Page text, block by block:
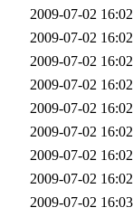
2009-07-02 16:02
2009-07-02 16:02
2009-07-02 16:02
2009-07-02 16:02
2009-07-02 16:02
2009-07-02 16:02
2009-07-02 16:02
2009-07-02 16:02
2009-07-02 16:03